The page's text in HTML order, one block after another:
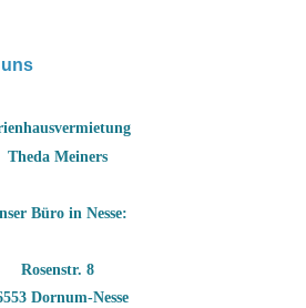
Theda Meiners
Büro in Nesse:
Rosenstr. 8
Dornum-Nesse